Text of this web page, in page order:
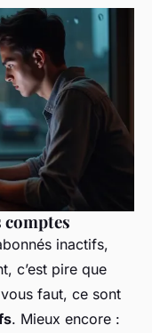
comptes
inactifs,
c’est pire que
faut, ce sont
. Mieux encore :